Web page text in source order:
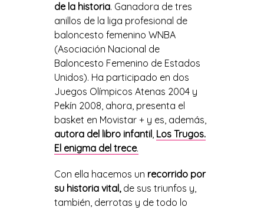
de la historia. Ganadora de tres
anillos de la liga profesional de
baloncesto femenino WNBA
(Asociación Nacional de
Baloncesto Femenino de Estados
Unidos). Ha participado en dos
Juegos Olímpicos Atenas 2004 y
Pekín 2008, ahora, presenta el
basket en Movistar + y es, además,
autora del libro infantil, Los Trugos.
El enigma del trece.
Con ella hacemos un recorrido por
su historia vital,de sus triunfos y,
también, derrotas y de todo lo